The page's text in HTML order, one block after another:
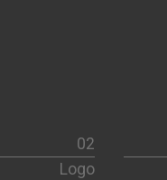
Logo